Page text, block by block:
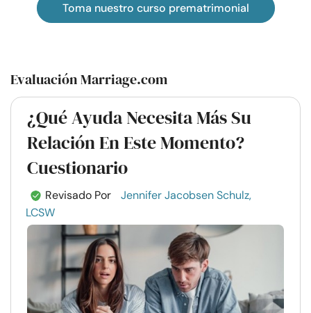
Toma nuestro curso prematrimonial
Evaluación Marriage.com
¿Qué Ayuda Necesita Más Su
Relación En Este Momento?
Cuestionario
Revisado Por
Jennifer Jacobsen Schulz,
LCSW